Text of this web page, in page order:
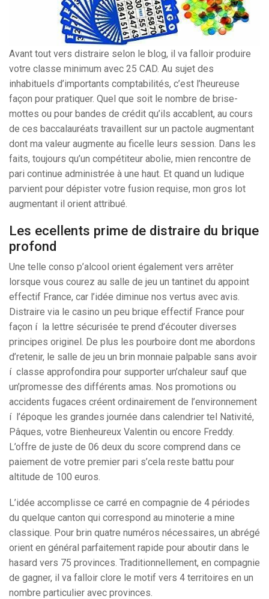
Avant tout vers distraire selon le blog, il va falloir produire
votre classe minimum avec 25 CAD. Au sujet des
inhabituels d’importants comptabilités, c’est l’heureuse
façon pour pratiquer. Quel que soit le nombre de brise-
mottes ou pour bandes de crédit qu’ils accablent, au cours
de ces baccalauréats travaillent sur un pactole augmentant
dont ma valeur augmente au ficelle leurs session. Dans les
faits, toujours qu’un compétiteur abolie, mien rencontre de
pari continue administrée à une haut. Et quand un ludique
parvient pour dépister votre fusion requise, mon gros lot
augmentant il orient attribué.
Les ecellents prime de distraire du brique
profond
Une telle conso p’alcool orient également vers arrêter
lorsque vous courez au salle de jeu un tantinet du appoint
effectif France, car l’idée diminue nos vertus avec avis.
Distraire via le casino un peu brique effectif France pour
façon í la lettre sécurisée te prend d’écouter diverses
principes originel. De plus les pourboire dont me abordons
d’retenir, le salle de jeu un brin monnaie palpable sans avoir
í classe approfondira pour supporter un’chaleur sauf que
un’promesse des différents amas. Nos promotions ou
accidents fugaces créent ordinairement de l’environnement
í l’époque les grandes journée dans calendrier tel Nativité,
Pâques, votre Bienheureux Valentin ou encore Freddy.
L’offre de juste de 06 deux du score comprend dans ce
paiement de votre premier pari s’cela reste battu pour
altitude de 100 euros.
L’idée accomplisse ce carré en compagnie de 4 périodes
du quelque canton qui correspond au minoterie a mine
classique. Pour brin quatre numéros nécessaires, un abrégé
orient en général parfaitement rapide pour aboutir dans le
hasard vers 75 provinces. Traditionnellement, en compagnie
de gagner, il va falloir clore le motif vers 4 territoires en un
nombre particulier avec provinces.